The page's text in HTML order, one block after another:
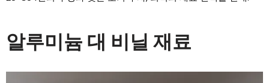
알루미늄 대 비닐 재료